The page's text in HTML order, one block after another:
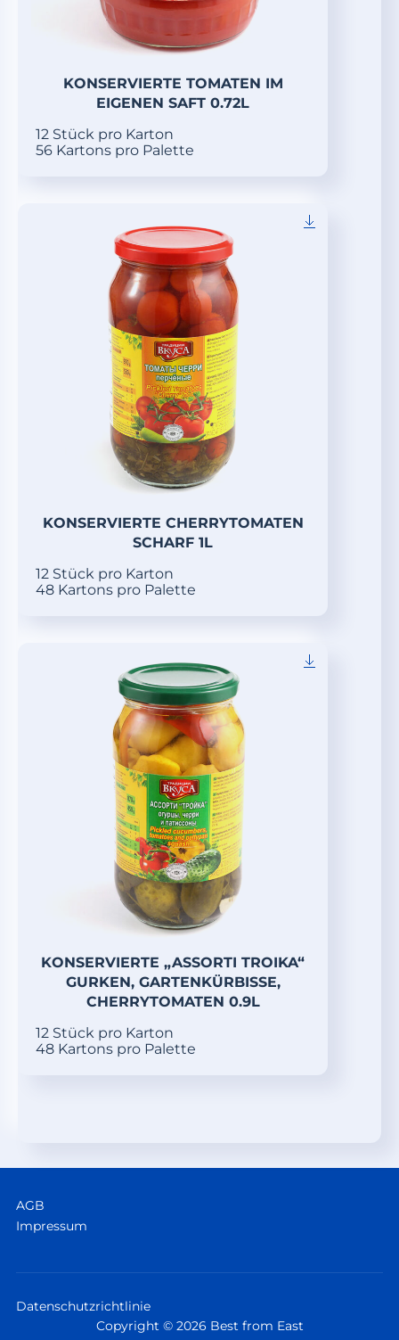
KONSERVIERTE TOMATEN IM
EIGENEN SAFT 0.72L
12 Stück pro Karton
56 Kartons pro Palette
KONSERVIERTE CHERRYTOMATEN
SCHARF 1L
12 Stück pro Karton
48 Kartons pro Palette
KONSERVIERTE „ASSORTI TROIKA“
GURKEN, GARTENKÜRBISSE,
CHERRYTOMATEN 0.9L
12 Stück pro Karton
48 Kartons pro Palette
AGB
Impressum
Datenschutzrichtlinie
Copyright © 2026 Best from East